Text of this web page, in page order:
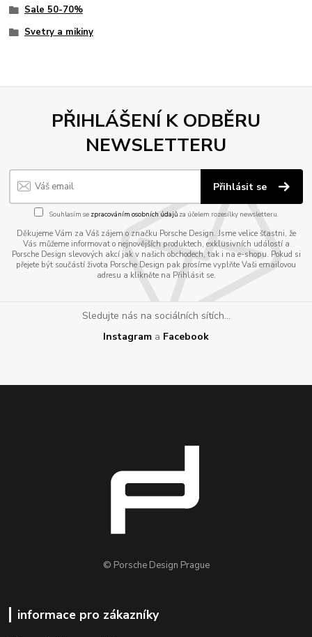
Sale 50-70%
Svetry a mikiny
PŘIHLÁŠENÍ K ODBĚRU
NEWSLETTERU
Přihlásit se
Souhlasím se zpracováním osobních údajůza účelem rozesílky newsletteru.
Děkujeme Vám za Váš zájem o značku Porsche Design. Jsme velice šťastni, že
Vás můžeme informovat o nejnovějších produktech, exklusivních událostí a
Porsche Design slevových akcí jak v našich obchodech, tak i na e-shopu. Pokud si
přejete být součástí života Porsche Design pak prosíme vyplňte Vaši emailovou
adresu a klikněte na Přihlásit se.
Sledujte nás na sociálních sítích...
Instagram a Facebook
© Porsche Design Prague
informace pro zákazníky